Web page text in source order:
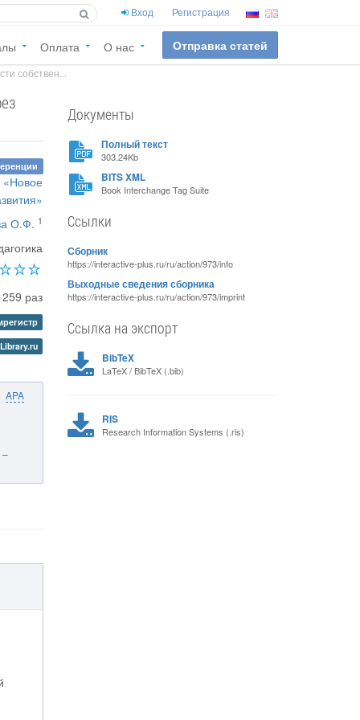
Вход Регистрация
Оплата О нас Отправка статей
собствен...
«Новое
О.Ф. 1
259 раз
APA
–
Документы
Полный текст
303.24Kb
BITS XML
Book Interchange Tag Suite
Ссылки
Сборник
https://interactive-plus.ru/ru/action/973/info
Выходные сведения сборника
https://interactive-plus.ru/ru/action/973/imprint
Ссылка на экспорт
BibTeX
LaTeX / BibTeX (.bib)
RIS
Research Information Systems (.ris)